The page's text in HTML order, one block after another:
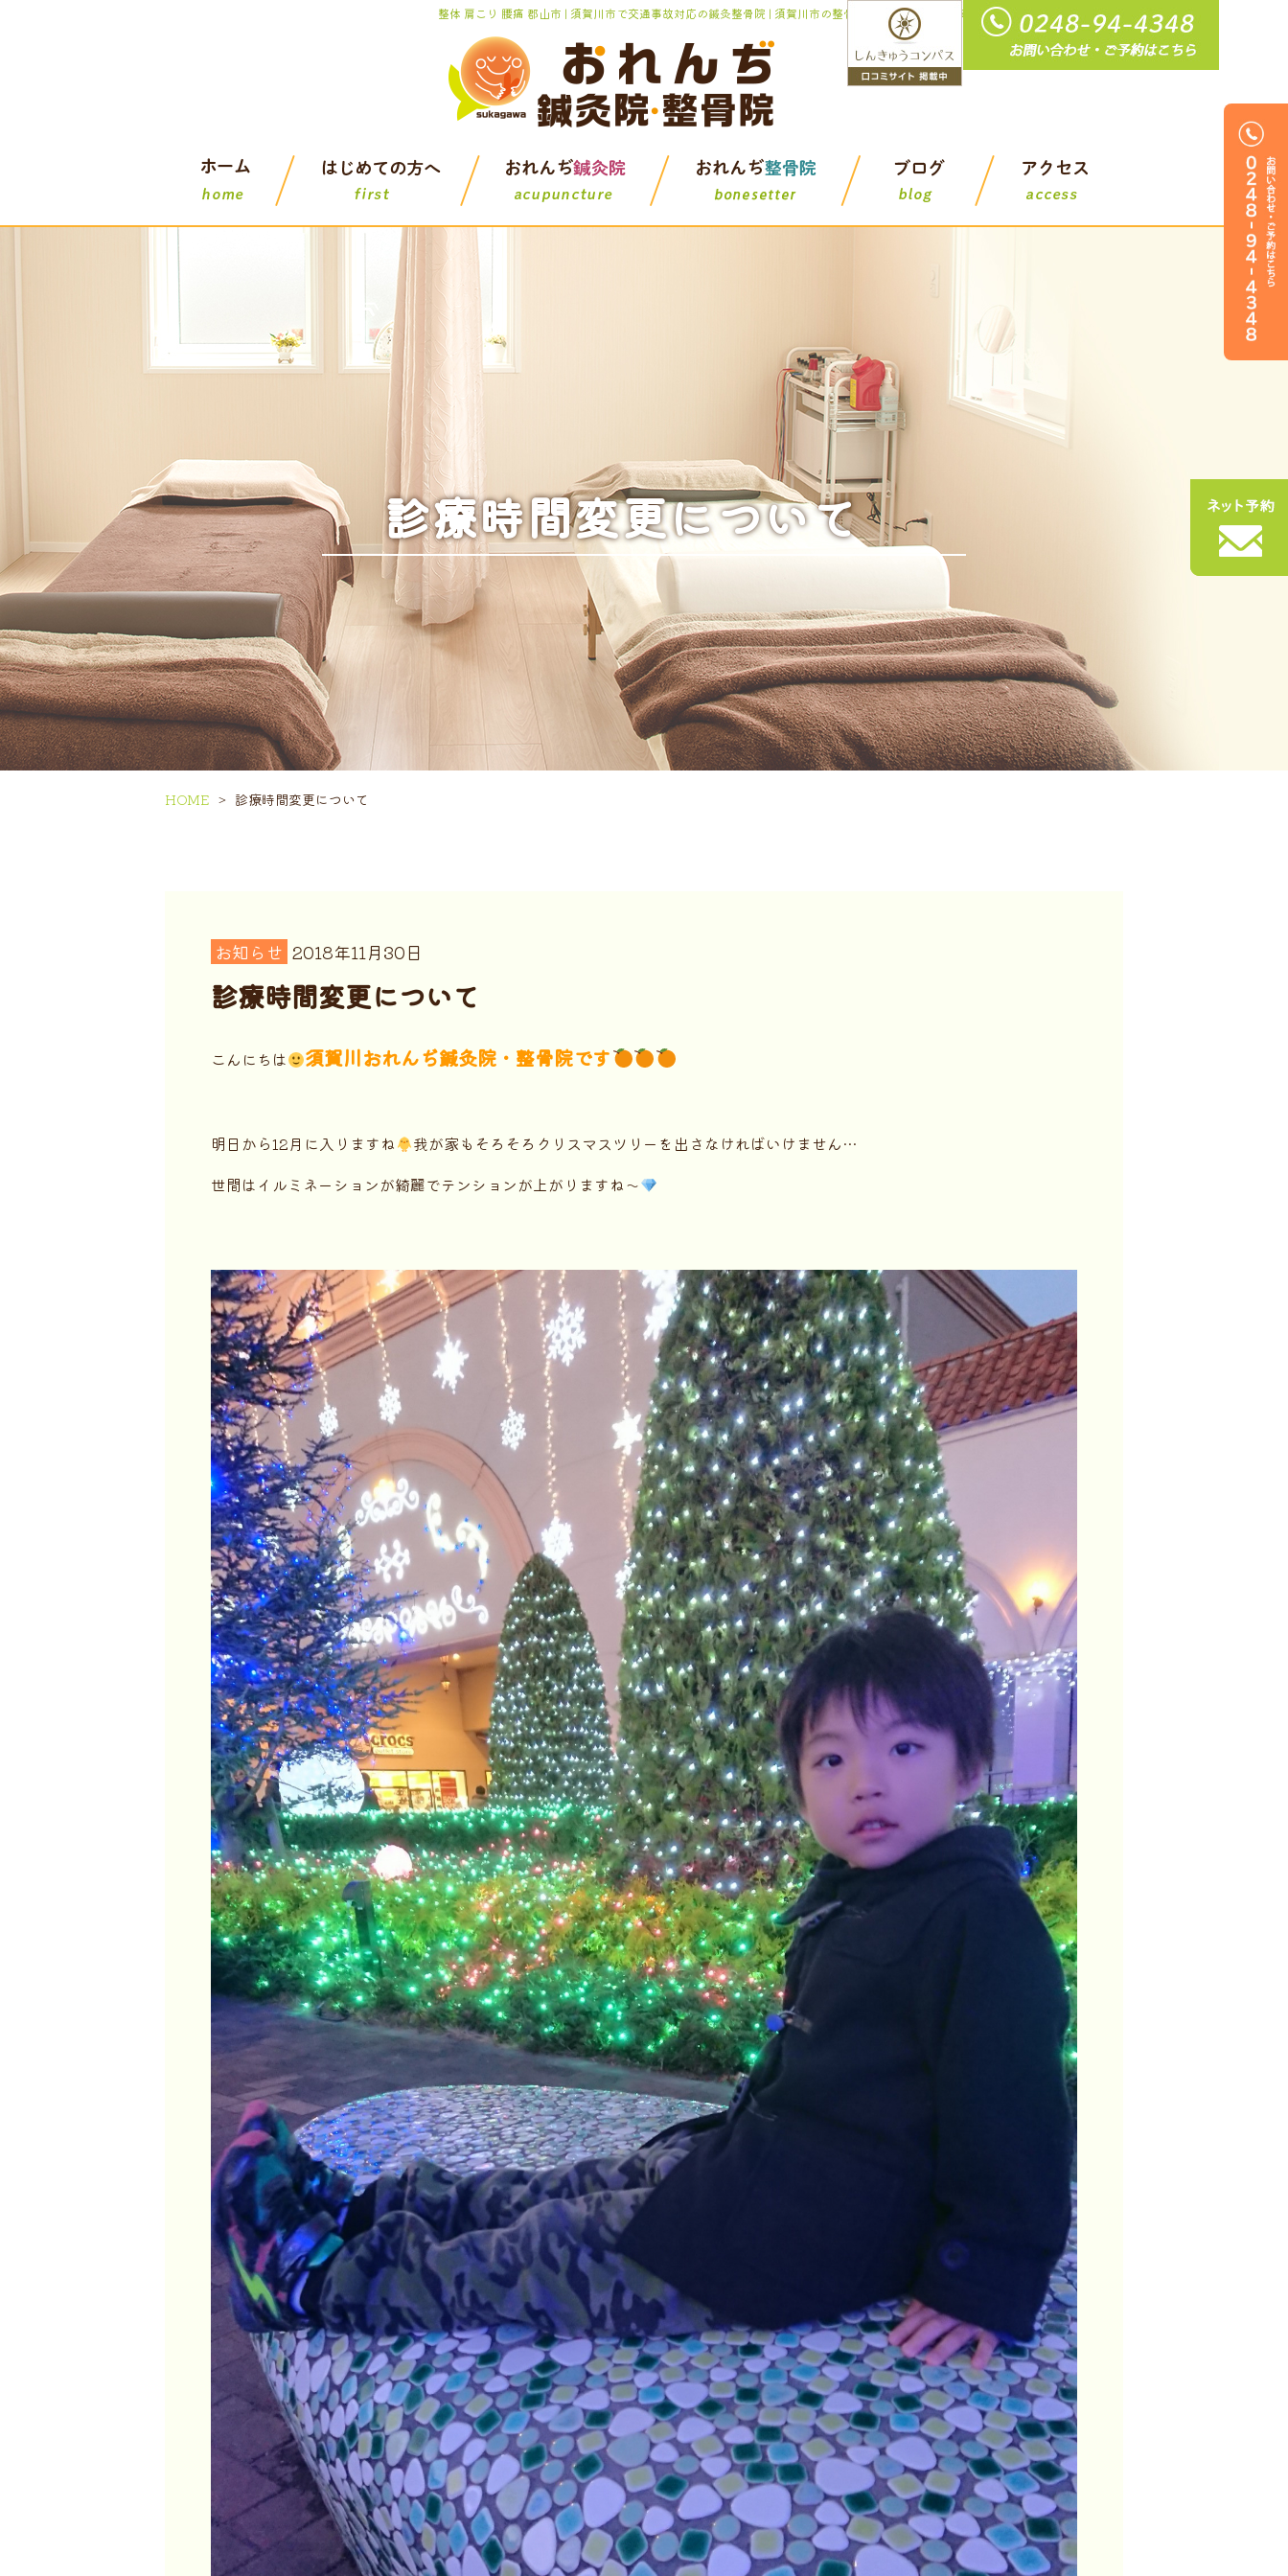
整体 肩こり 腰痛 郡山市 | 須賀川市で交通事故対応の鍼灸整骨院 | 須賀川市の整骨院｜おれんぢ鍼灸整骨院
診療時間変更について
HOME 診療時間変更について
お知らせ 2018年11月30日
診療時間変更について
こんにちは 須賀川おれんぢ鍼灸院・整骨院です
明日から12月に入りますね
我が家もそろそろクリスマスツリーを出さなければいけません…
世間はイルミネーションが綺麗でテンションが上がりますね～